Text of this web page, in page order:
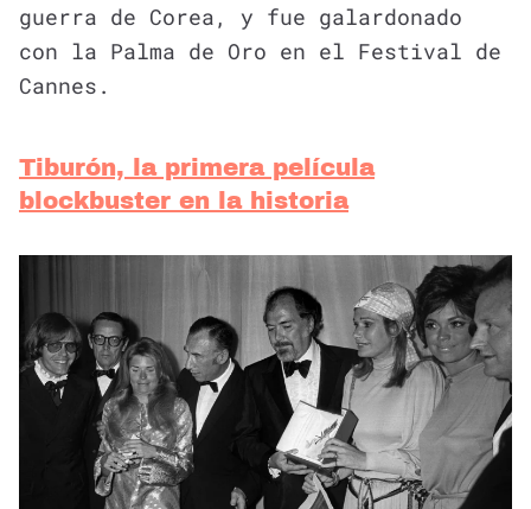
guerra de Corea, y fue galardonado
con la Palma de Oro en el Festival de
Cannes.
Tiburón, la primera película
blockbuster en la historia